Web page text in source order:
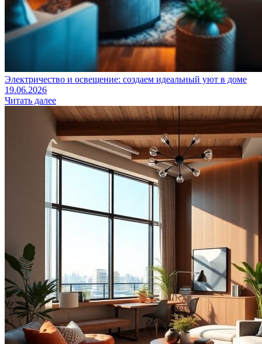
Электричество и освещение: создаем идеальный уют в доме
19.06.2026
Читать далее